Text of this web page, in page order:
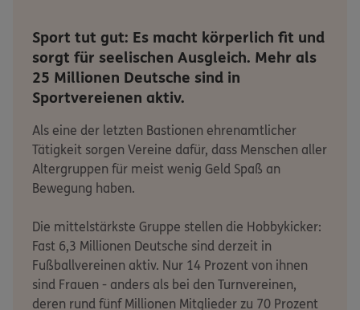
Sport tut gut: Es macht körperlich fit und
sorgt für seelischen Ausgleich. Mehr als
25 Millionen Deutsche sind in
Sportvereienen aktiv.
Als eine der letzten Bastionen ehrenamtlicher
Tätigkeit sorgen Vereine dafür, dass Menschen aller
Altergruppen für meist wenig Geld Spaß an
Bewegung haben.
Die mittelstärkste Gruppe stellen die Hobbykicker:
Fast 6,3 Millionen Deutsche sind derzeit in
Fußballvereinen aktiv. Nur 14 Prozent von ihnen
sind Frauen - anders als bei den Turnvereinen,
deren rund fünf Millionen Mitglieder zu 70 Prozent